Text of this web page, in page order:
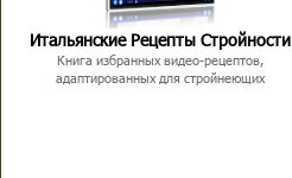
Итальянские Рецепты Стройности
Книга избранных видео-рецептов,
адаптированных для стройнеющих